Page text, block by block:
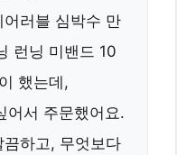
러블 심박수 만
런닝 미밴드 10
했는데,
어서 주문했어요.
하고, 무엇보다